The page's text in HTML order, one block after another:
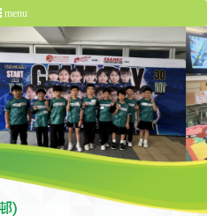
menu